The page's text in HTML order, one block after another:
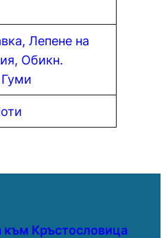
Лепене на
Обикн.
към Кръстословица